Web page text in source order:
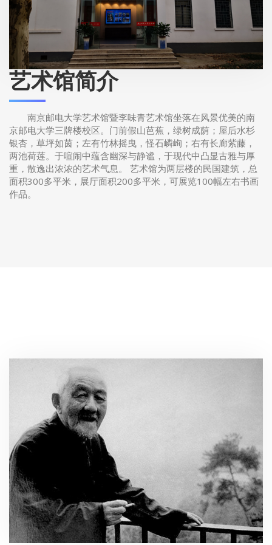
艺术馆简介
南京邮电大学艺术馆暨李味青艺术馆坐落在风景优美的南
京邮电大学三牌楼校区。门前假山芭蕉，绿树成荫；屋后水杉
银杏，草坪如茵；左有竹林摇曳，怪石嶙峋；右有长廊紫藤，
两池荷莲。于喧闹中蕴含幽深与静谧，于现代中凸显古雅与厚
重，散逸出浓浓的艺术气息。 艺术馆为两层楼的民国建筑，总
面积300多平米，展厅面积200多平米，可展览100幅左右书画
作品。